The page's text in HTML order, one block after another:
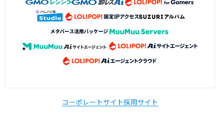
コーポレートサイト採用サイト